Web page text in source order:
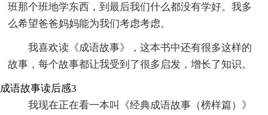
班那个班地学东西，到最后我们什么都没有学好。我多
么希望爸爸妈妈能为我们考虑考虑。
我喜欢读《成语故事》，这本书中还有很多这样的
故事，每个故事都让我受到了很多启发，增长了知识。
成语故事读后感3
我现在正在看一本叫《经典成语故事（榜样篇）》